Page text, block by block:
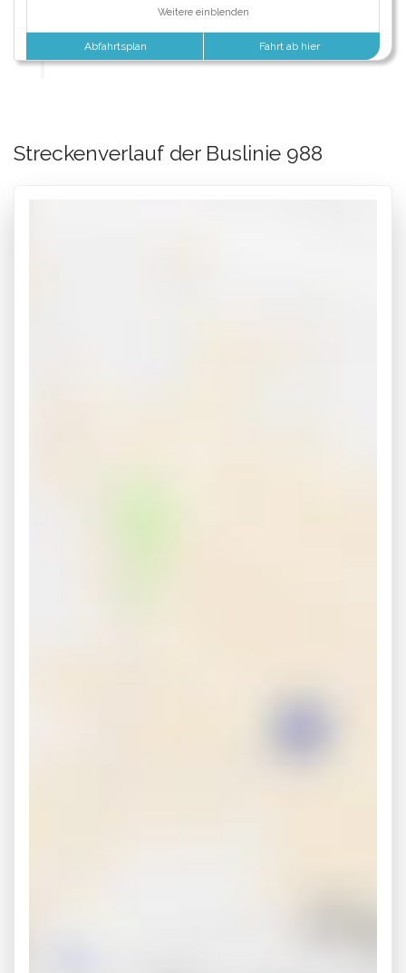
Weitere einblenden
Abfahrtsplan Fahrt ab hier
Streckenverlauf der Buslinie 988